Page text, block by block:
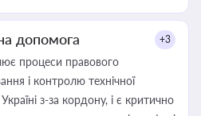
допомога +3
процеси правового
і контролю технічної
з-за кордону, і є критично